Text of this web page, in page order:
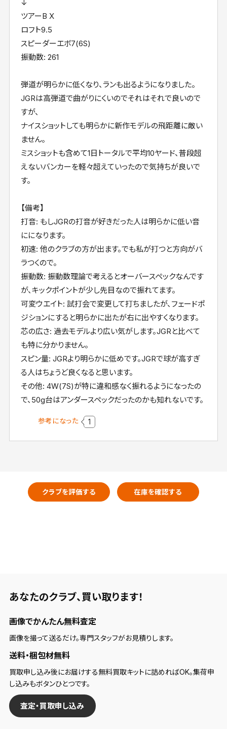
↓
ツアーB X
ロフト9.5
スピーダーエボ7(6S)
振動数: 261
弾道が明らかに低くなり、ランも出るようになりました。
JGRは高弾道で曲がりにくいのでそれはそれで良いので
すが、
ナイスショットしても明らかに新作モデルの飛距離に敵い
ません。
ミスショットも含めて1日トータルで平均10ヤード、普段超
えないバンカーを軽々超えていったので気持ちが良いで
す。
【備考】
打音: もしJGRの打音が好きだった人は明らかに低い音
にになります。
初速: 他のクラブの方が出ます。でも私が打つと方向がバ
ラつくので。
振動数: 振動数理論で考えるとオーバースペックなんです
が、キックポイントが少し先目なので振れてます。
可変ウエイト: 試打会で変更して打ちましたが、フェードポ
ジションにすると明らかに出たが右に出やすくなります。
芯の広さ: 過去モデルより広い気がします。JGRと比べて
も特に分かりません。
スピン量: JGRより明らかに低めです。JGRで球が高すぎ
る人はちょうど良くなると思います。
その他: 4W(7S)が特に違和感なく振れるようになったの
で、50g台はアンダースペックだったのかも知れないです。
参考になった 1
クラブを評価する 在庫を確認する
あなたのクラブ、 買い取ります！
画像でかんたん無料査定
画像を撮って送るだけ。専門スタッフがお見積りします。
送料・梱包材無料
買取申し込み後にお届けする無料買取キットに詰めればOK。集荷申
し込みもボタンひとつです。
査定・買取申し込み